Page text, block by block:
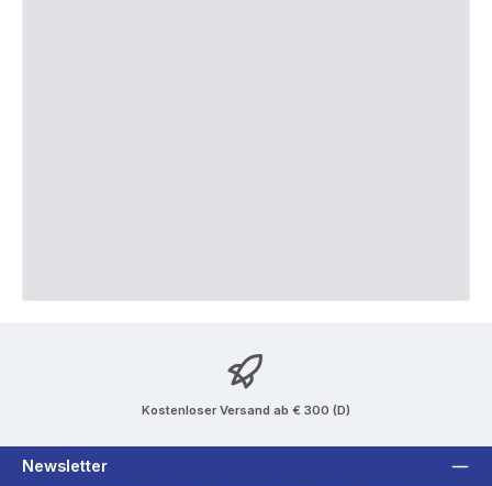
Kostenloser Versand ab € 300 (D)
Newsletter